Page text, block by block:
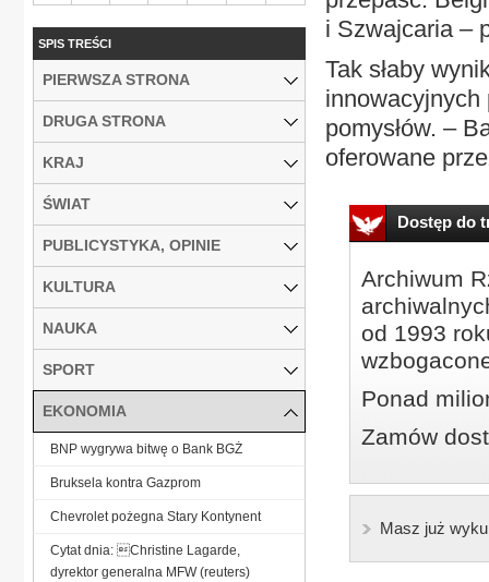
i Szwajcaria –
Tak słaby
innowacyjnych
pomysłów. –
oferowane
Dostęp do
Archiwum
od 1993
Ponad
Zamów
Masz już
SPIS TREŚCI
PIERWSZA STRONA
DRUGA STRONA
KRAJ
ŚWIAT
PUBLICYSTYKA, OPINIE
KULTURA
NAUKA
SPORT
EKONOMIA
BNP wygrywa bitwę o Bank BGŻ
Bruksela kontra Gazprom
Chevrolet pożegna Stary Kontynent
Cytat dnia: Christine Lagarde,
dyrektor generalna MFW (reuters)